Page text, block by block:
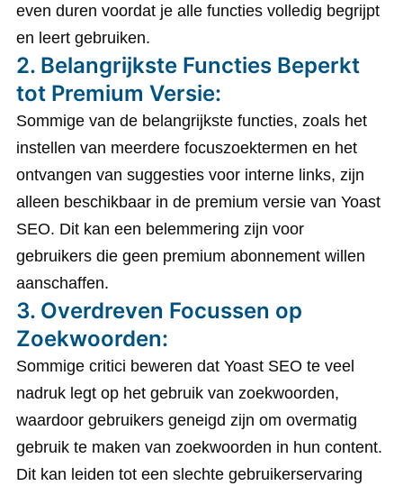
even duren voordat je alle functies volledig begrijpt
en leert gebruiken.
2. Belangrijkste Functies Beperkt
tot Premium Versie:
Sommige van de belangrijkste functies, zoals het
instellen van meerdere focuszoektermen en het
ontvangen van suggesties voor interne links, zijn
alleen beschikbaar in de premium versie van Yoast
SEO. Dit kan een belemmering zijn voor
gebruikers die geen premium abonnement willen
aanschaffen.
3. Overdreven Focussen op
Zoekwoorden:
Sommige critici beweren dat Yoast SEO te veel
nadruk legt op het gebruik van zoekwoorden,
waardoor gebruikers geneigd zijn om overmatig
gebruik te maken van zoekwoorden in hun content.
Dit kan leiden tot een slechte gebruikerservaring